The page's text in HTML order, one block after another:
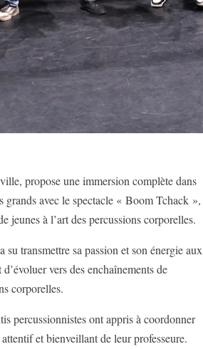
propose une immersion complète dans
grands avec le spectacle « Boom Tchack »,
jeunes à l’art des percussions corporelles.
transmettre sa passion et son énergie aux
vers des enchaînements de
corporelles.
percussionnistes ont appris à coordonner
et bienveillant de leur professeure.